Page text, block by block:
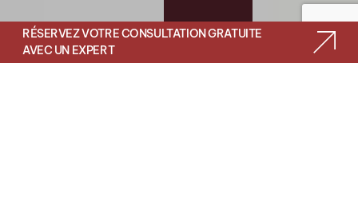
RÉSERVEZ VOTRE CONSULTATION GRATUITE
AVEC UN EXPERT